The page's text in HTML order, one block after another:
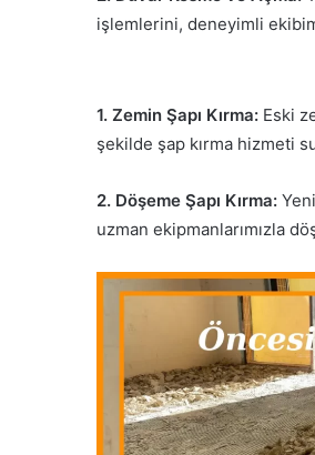
işlemlerini, deneyimli
1. Zemin Şapı Kırma: Eski
şekilde şap kırma hizmeti
2. Döşeme Şapı Kırma:
uzman ekipmanlarımızla